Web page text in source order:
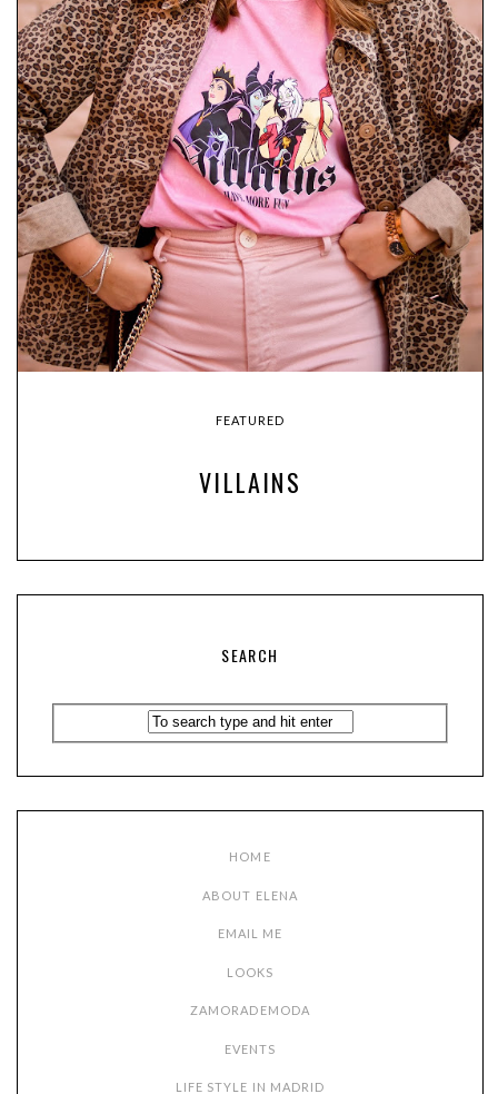
FEATURED
VILLAINS
SEARCH
HOME
ABOUT ELENA
EMAIL ME
LOOKS
ZAMORADEMODA
EVENTS
LIFE STYLE IN MADRID